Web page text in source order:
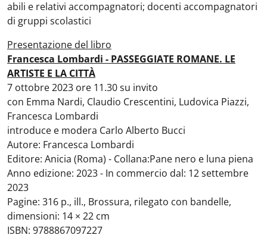
abili e relativi accompagnatori; docenti accompagnatori
di gruppi scolastici
Presentazione del libro
Francesca Lombardi - PASSEGGIATE ROMANE. LE
ARTISTE E LA CITTÀ
7 ottobre 2023 ore 11.30 su invito
con Emma Nardi, Claudio Crescentini, Ludovica Piazzi,
Francesca Lombardi
introduce e modera Carlo Alberto Bucci
Autore: Francesca Lombardi
Editore: Anicia (Roma) - Collana:Pane nero e luna piena
Anno edizione: 2023 - In commercio dal: 12 settembre
2023
Pagine: 316 p., ill., Brossura, rilegato con bandelle,
dimensioni: 14 × 22 cm
ISBN: 9788867097227